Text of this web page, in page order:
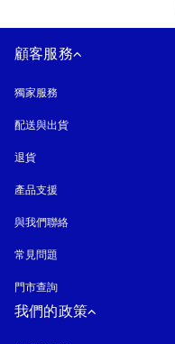
顧客服務
獨家服務
配送與出貨
退貨
產品支援
與我們聯絡
常見問題
門市查詢
我們的政策